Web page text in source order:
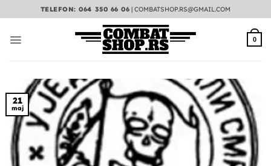
na
TELEFON: 064 350 66 06 |COMBATSHOP.RS@GMAIL.COM
0
21
maj